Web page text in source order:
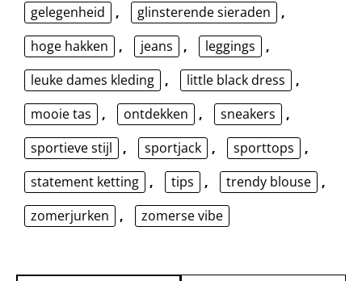
gelegenheid , glinsterende sieraden
,
hoge hakken
, jeans , leggings
,
leuke dames kleding
, little black dress
,
mooie tas
, ontdekken , sneakers
,
sportieve stijl
, sportjack , sporttops
,
statement ketting
, tips , trendy blouse
,
zomerjurken
, zomerse vibe